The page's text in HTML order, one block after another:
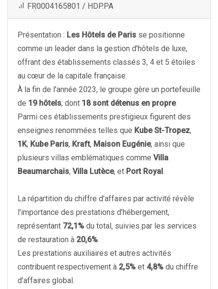
FR0004165801 / HDP.PA
Présentation : Les Hôtels de Paris se positionne
comme un leader dans la gestion d'hôtels de luxe,
offrant des établissements classés 3, 4 et 5 étoiles
au cœur de la capitale française.
À la fin de l'année 2023, le groupe gère un portefeuille
de 19 hôtels, dont 18 sont détenus en propre.
Parmi ces établissements prestigieux figurent des
enseignes renommées telles que Kube St-Tropez,
1K, Kube Paris, Kraft, Maison Eugénie, ainsi que
plusieurs villas emblématiques comme Villa
Beaumarchais, Villa Lutèce, et Port Royal.
La répartition du chiffre d'affaires par activité révèle
l'importance des prestations d’hébergement,
représentant 72,1% du total, suivies par les services
de restauration à 20,6%.
Les prestations auxiliaires et autres activités
contribuent respectivement à 2,5% et 4,8% du chiffre
d'affaires global.